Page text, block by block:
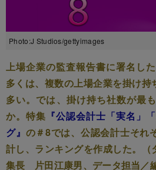
Photo:J Studios/gettyimages
上場企業の監査報告書に署名し
多くは、複数の上場企業を掛け
多い。では、掛け持ち社数が最
か。特集 『公認会計士「実名」
グ』 の＃8では、公認会計士それ
計し、ランキングを作成した。
集長 片田江康男、データ担当／